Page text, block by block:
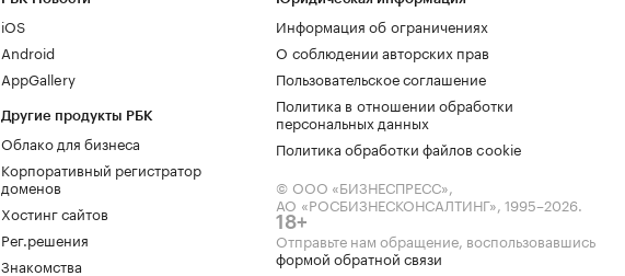
iOS
Android
AppGallery
Другие продукты РБК
Облако для бизнеса
Корпоративный регистратор
доменов
Хостинг сайтов
Рег.решения
Знакомства
Информация об ограничениях
О соблюдении авторских прав
Пользовательское соглашение
Политика в отношении обработки
персональных данных
Политика обработки файлов cookie
© ООО «БИЗНЕСПРЕСС»,
АО «РОСБИЗНЕСКОНСАЛТИНГ», 1995–2026.
18+
Отправьте нам обращение, воспользовавшись
формой обратной связи